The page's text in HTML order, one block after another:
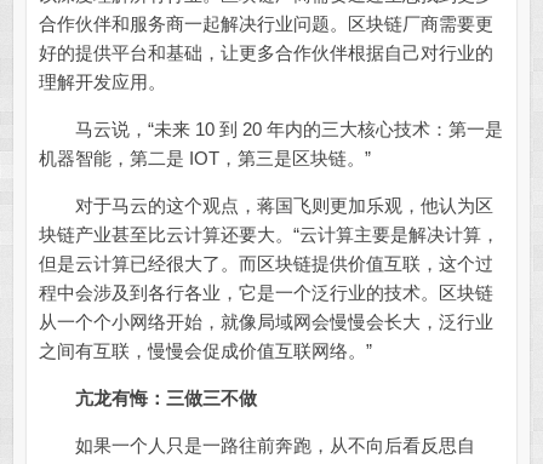
合作伙伴和服务商一起解决行业问题。区块链厂商需要更
好的提供平台和基础，让更多合作伙伴根据自己对行业的
理解开发应用。
马云说，“未来 10 到 20 年内的三大核心技术：第一是
机器智能，第二是 IOT，第三是区块链。”
对于马云的这个观点，蒋国飞则更加乐观，他认为区
块链产业甚至比云计算还要大。“云计算主要是解决计算，
但是云计算已经很大了。而区块链提供价值互联，这个过
程中会涉及到各行各业，它是一个泛行业的技术。区块链
从一个个小网络开始，就像局域网会慢慢会长大，泛行业
之间有互联，慢慢会促成价值互联网络。”
亢龙有悔：三做三不做
如果一个人只是一路往前奔跑，从不向后看反思自